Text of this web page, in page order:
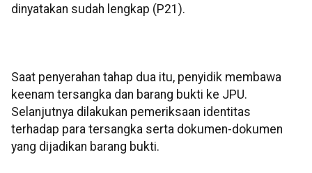
dinyatakan sudah lengkap (P21).
Saat penyerahan tahap dua itu, penyidik membawa
keenam tersangka dan barang bukti ke JPU.
Selanjutnya dilakukan pemeriksaan identitas
terhadap para tersangka serta dokumen-dokumen
yang dijadikan barang bukti.